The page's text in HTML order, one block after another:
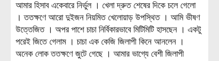
আমার হিসাব একেবারে নির্ভুল । খেলা দ্রুত শেষের দিকে চলে গেলো
। ততক্ষণে আরো দুইজন নিয়মিত খেলোয়াড় উপস্থিত । আমি ভীষণ
উত্তেজিত । অপর পাশে চাচা নির্বিকারভাবে মিটিমিটি হাসছেন । একটু
পরেই জিতে গেলাম । চাচা এক কেজি জিলাপী কিনে আনলেন ।
অনেক লোক ততক্ষণে জুটে গেছে । আমার ভাগ্যে বেশী জিলাপী